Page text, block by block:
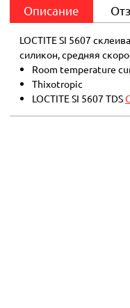
Описание
LOCTITE SI 5607
силикон, средняя
Room temperature
Thixotropic
LOCTITE SI 5607 TDS